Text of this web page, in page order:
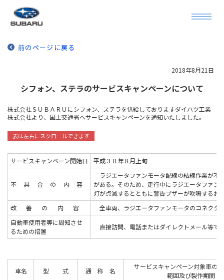
前のページに戻る
2018年8月21日
シフォン、ステラのサービスキャンペーンについて
株式会社ＳＵＢＡＲＵにシフォン、ステラを供給しておりますダイハツ工業
株式会社より、国土交通省へサービスキャンペーンを通知いたしました。
サービスキャンペーン開始日 平成３０年８月上旬
不具合の内 容
ラジエータファンモータ配線の結線作業が不
がある。そのため、走行中にラジエータファン
灯が点滅するとともに警告ブザーが吹鳴するお
改善の内 容
全車両、ラジエータファンモータのコネクタ
自動車使用者等に周知させ
るための措置
直接訪問、電話またはダイレクトメール等で
車名 型 式 通 称 名
サービスキャンペーン対象車の
範囲及び製作期間